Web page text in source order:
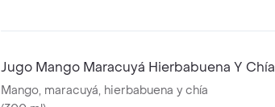
Jugo Mango Maracuyá Hierbabuena Y Chía
Mango, maracuyá, hierbabuena y chía